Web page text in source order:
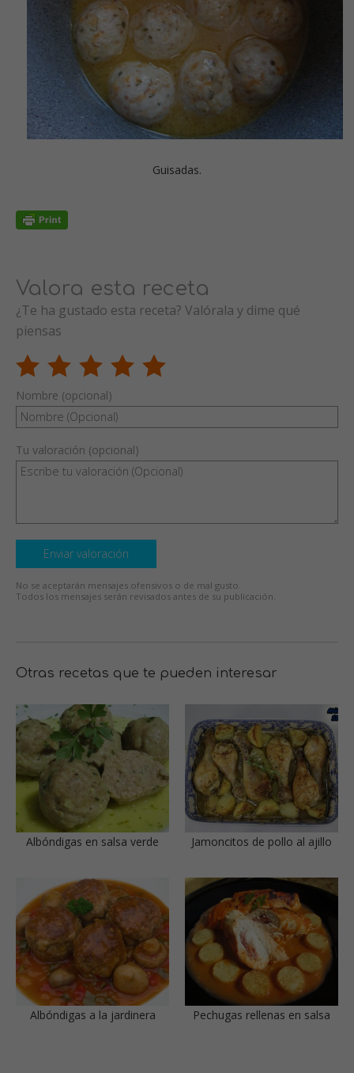
Guisadas.
Valora esta receta
¿Te ha gustado esta receta? Valórala y dime qué
piensas
Nombre (opcional)
Tu valoración (opcional)
Enviar valoración
No se aceptarán mensajes ofensivos o de mal gusto.
Todos los mensajes serán revisados antes de su publicación.
Otras recetas que te pueden interesar
Albóndigas en salsa verde Jamoncitos de pollo al ajillo
Albóndigas a la jardinera Pechugas rellenas en salsa